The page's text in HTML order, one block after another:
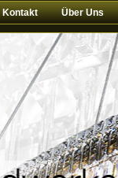
Kontakt Über Uns